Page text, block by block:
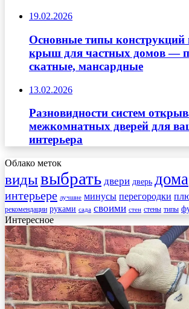
19.02.2026
Основные типы
крыш для частных домов —
скатные, мансардные
13.02.2026
Разновидности систем
межкомнатных дверей для
интерьера
Облако меток
видывыбрать двери дверь дома
интерьере лучшие минусы перегородки
рекомендации руками сада своими стен стены типы
Интересное